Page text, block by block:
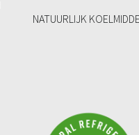
NATUURLIJK